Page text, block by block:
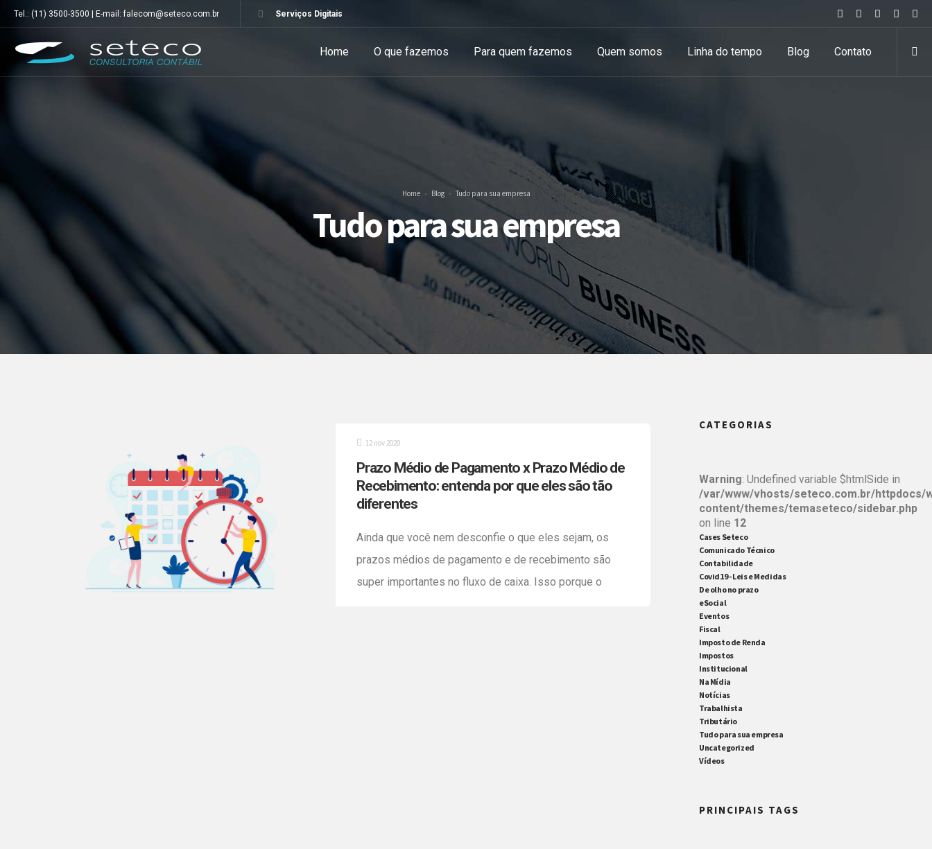
Tel.: (11) 3500-3500 | E-mail: falecom@seteco.com.br Serviços Digitais
Home O que fazemos Para quem fazemos Quem somos Linha do tempo Blog Contato
Home Blog Tudo para sua empresa
Tudo para sua empresa
12 nov 2020
Prazo Médio de Pagamento x Prazo Médio de
Recebimento: entenda por que eles são tão
diferentes
Ainda que você nem desconfie o que eles sejam, os
prazos médios de pagamento e de recebimento são
super importantes no fluxo de caixa. Isso porque o
CATEGORIAS
Warning: Undefined variable $htmlSide in
/var/www/vhosts/seteco.com.br/httpdocs/
content/themes/temaseteco/sidebar.php
on line 12
Cases Seteco
Comunicado Técnico
Contabilidade
Covid19 - Leis e Medidas
De olho no prazo
eSocial
Eventos
Fiscal
Imposto de Renda
Impostos
Institucional
Na Mídia
Notícias
Trabalhista
Tributário
Tudo para sua empresa
Uncategorized
Vídeos
PRINCIPAIS TAGS